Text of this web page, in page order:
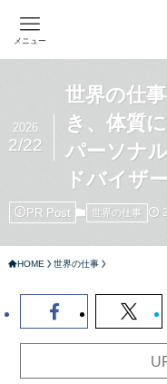
メニュー
世界の仕
き、体質
パーソナ
ドバイザー
2026
2/22
PR Post 世界の仕事
HOME 世界の仕事